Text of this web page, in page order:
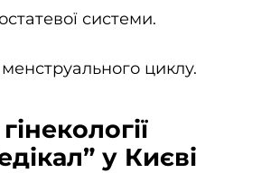
системи.
циклу.
у Києві